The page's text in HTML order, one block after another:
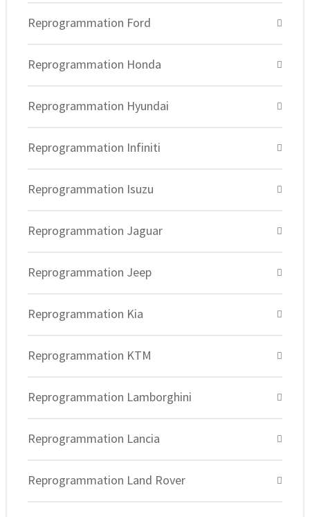
Reprogrammation Ford
Reprogrammation Honda
Reprogrammation Hyundai
Reprogrammation Infiniti
Reprogrammation Isuzu
Reprogrammation Jaguar
Reprogrammation Jeep
Reprogrammation Kia
Reprogrammation KTM
Reprogrammation Lamborghini
Reprogrammation Lancia
Reprogrammation Land Rover